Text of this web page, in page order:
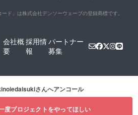
ード」は株式会社デンソーウェーブの登録商標です。
会社概
要
採用情
報
パートナー
募集
さんへアンコール
度プロジェクトをやってほしい